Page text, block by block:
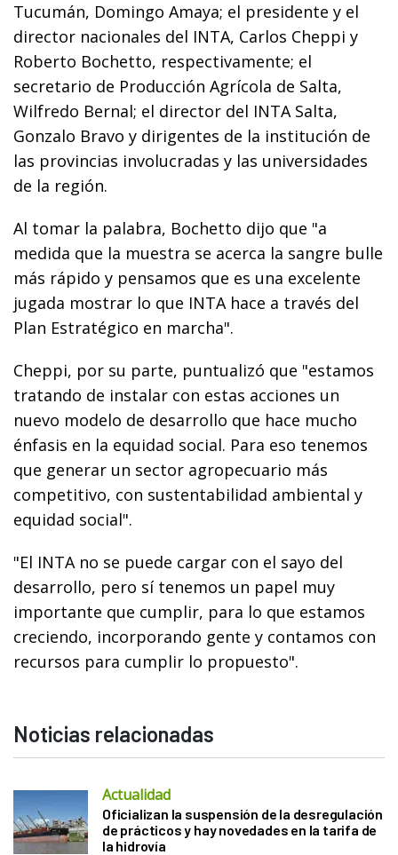
Tucumán, Domingo Amaya; el presidente y el
director nacionales del INTA, Carlos Cheppi y
Roberto Bochetto, respectivamente; el
secretario de Producción Agrícola de Salta,
Wilfredo Bernal; el director del INTA Salta,
Gonzalo Bravo y dirigentes de la institución de
las provincias involucradas y las universidades
de la región.
Al tomar la palabra, Bochetto dijo que "a
medida que la muestra se acerca la sangre bulle
más rápido y pensamos que es una excelente
jugada mostrar lo que INTA hace a través del
Plan Estratégico en marcha".
Cheppi, por su parte, puntualizó que "estamos
tratando de instalar con estas acciones un
nuevo modelo de desarrollo que hace mucho
énfasis en la equidad social. Para eso tenemos
que generar un sector agropecuario más
competitivo, con sustentabilidad ambiental y
equidad social".
"El INTA no se puede cargar con el sayo del
desarrollo, pero sí tenemos un papel muy
importante que cumplir, para lo que estamos
creciendo, incorporando gente y contamos con
recursos para cumplir lo propuesto".
Noticias relacionadas
Actualidad
Oficializan la suspensión de la desregulación
de prácticos y hay novedades en la tarifa de
la hidrovía